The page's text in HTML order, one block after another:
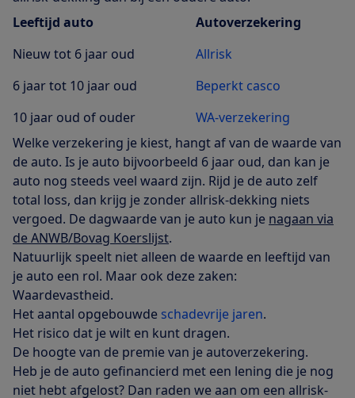
Leeftijd auto
Autoverzekering
Nieuw tot 6 jaar oud
Allrisk
6 jaar tot 10 jaar oud
Beperkt casco
10 jaar oud of ouder
WA-verzekering
Welke verzekering je kiest, hangt af van de waarde van
de auto. Is je auto bijvoorbeeld 6 jaar oud, dan kan je
auto nog steeds veel waard zijn. Rijd je de auto zelf
total loss, dan krijg je zonder allrisk-dekking niets
vergoed. De dagwaarde van je auto kun je nagaan via
de ANWB/Bovag Koerslijst.
Natuurlijk speelt niet alleen de waarde en leeftijd van
je auto een rol. Maar ook deze zaken:
Waardevastheid.
Het aantal opgebouwde schadevrije jaren.
Het risico dat je wilt en kunt dragen.
De hoogte van de premie van je autoverzekering.
Heb je de auto gefinancierd met een lening die je nog
niet hebt afgelost? Dan raden we aan om een allrisk-